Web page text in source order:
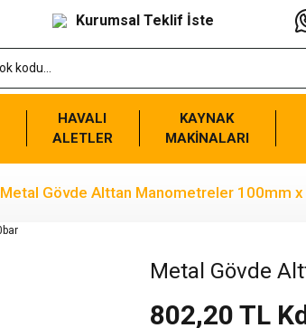
Kurumsal Teklif İste
HAVALI
ALETLER
KAYNAK
MAKİNALARI
Metal Gövde Alttan Manometreler 100mm
Metal Gövde
802,20 TL